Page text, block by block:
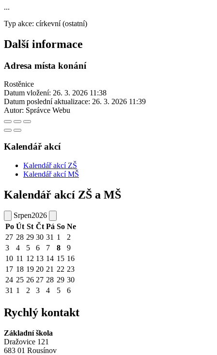
...
Typ akce: církevní (ostatní)
Další informace
Adresa místa konání
Rostěnice
Datum vložení: 26. 3. 2026 11:38
Datum poslední aktualizace: 26. 3. 2026 11:39
Autor: Správce Webu
Kalendář akcí
Kalendář akcí ZŠ
Kalendář akcí MŠ
Kalendář akcí ZŠ a MŠ
Srpen2026
Po Út St Čt Pá So Ne
27 28 29 30 31 1
2
3
4 5 6 7 8
9
10 11 12 13 14 15 16
17 18 19 20 21 22 23
24 25 26 27 28 29 30
31 1 2 3 4 5 6
Rychlý kontakt
Základní škola
Dražovice 121
683 01 Rousínov